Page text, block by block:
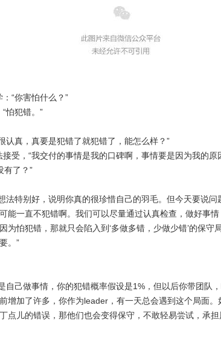
“你害怕什么？”
怕犯错。”
认真，真要是犯错了就犯错了，能怎么样？”
接受，“我交付的事情是我的口碑啊，事情要是因为我的原
有了？”
法特别好，说明你真的很珍惜自己的羽毛。但今天要说问
能一直不犯错啊。我们可以尽量通过认真检查，做好事
为怕犯错，那就只会陷入到‘多做多错，少做少错’的保守
。”
自己做事情，你的犯错概率假设是1%，但以后你带团队
增加了许多，你作为leader，有一天总会遇到这个局面。
点儿的错误，那他们也会变得保守，不敢轻易尝试，承